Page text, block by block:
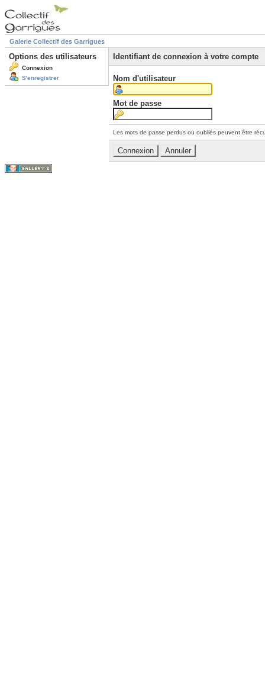
Galerie Collectif des Garrigues
Options des utilisateurs
Connexion
S'enregistrer
Identifiant de connexion à votre compte
Nom d'utilisateur
Mot de passe
Les mots de passe perdus ou oubliés peuvent être